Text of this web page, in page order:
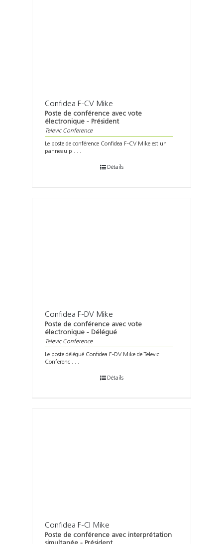
Confidea F-CV Mike
Poste de conférence avec vote
électronique - Président
Televic Conference
Le poste de conférence Confidea F-CV Mike est un
panneau p . . .
Détails
Confidea F-DV Mike
Poste de conférence avec vote
électronique - Délégué
Televic Conference
Le poste délégué Confidea F-DV Mike de Televic
Conferenc . . .
Détails
Confidea F-CI Mike
Poste de conférence avec interprétation